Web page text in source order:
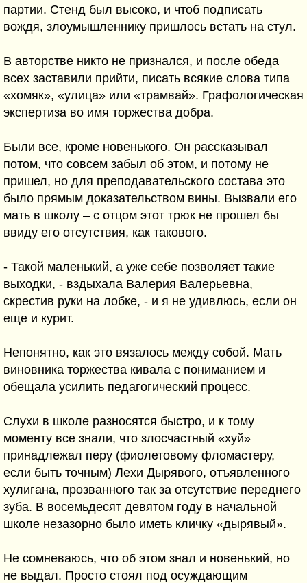
партии. Стенд был высоко, и чтоб подписать
вождя, злоумышленнику пришлось встать на стул.
В авторстве никто не признался, и после обеда
всех заставили прийти, писать всякие слова типа
«хомяк», «улица» или «трамвай». Графологическая
экспертиза во имя торжества добра.
Были все, кроме новенького. Он рассказывал
потом, что совсем забыл об этом, и потому не
пришел, но для преподавательского состава это
было прямым доказательством вины. Вызвали его
мать в школу – с отцом этот трюк не прошел бы
ввиду его отсутствия, как такового.
- Такой маленький, а уже себе позволяет такие
выходки, - вздыхала Валерия Валерьевна,
скрестив руки на лобке, - и я не удивлюсь, если он
еще и курит.
Непонятно, как это вязалось между собой. Мать
виновника торжества кивала с пониманием и
обещала усилить педагогический процесс.
Слухи в школе разносятся быстро, и к тому
моменту все знали, что злосчастный «хуй»
принадлежал перу (фиолетовому фломастеру,
если быть точным) Лехи Дырявого, отъявленного
хулигана, прозванного так за отсутствие переднего
зуба. В восемьдесят девятом году в начальной
школе незазорно было иметь кличку «дырявый».
Не сомневаюсь, что об этом знал и новенький, но
не выдал. Просто стоял под осуждающим